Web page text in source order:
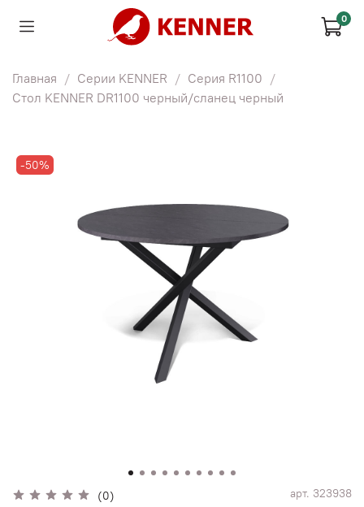
0
Главная Серии KENNER
Серия R1100
Стол KENNER DR1100 черный/сланец черный
-50%
(0) арт. 323938